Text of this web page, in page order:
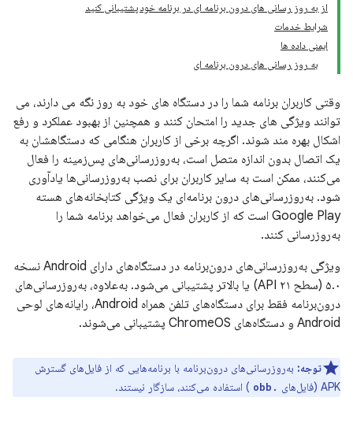
از به روز رسانی های درون برنامه ای در برنامه خود پشتیبانی کنید
شرایط خدمات
ایمنی داده ها
به روز رسانی های درون برنامه ای
وقتی کاربران برنامه شما را در دستگاه های خود به روز نگه می دارند، می
توانند ویژگی های جدید را امتحان کنند و همچنین از بهبود عملکرد و رفع
اشکال بهره مند شوند. اگرچه برخی از کاربران هنگامی که دستگاهشان به
یک اتصال بدون اندازه متصل است، به‌روزرسانی‌های پس‌زمینه را فعال
می‌کنند، ممکن است به سایر کاربران برای نصب به‌روزرسانی‌ها یادآوری
شود. به‌روزرسانی‌های درون برنامه‌ای یک ویژگی کتابخانه‌های هسته
Google Play است که از کاربران فعال می‌خواهد برنامه شما را
به‌روزرسانی کنند.
ویژگی به‌روزرسانی‌های درون‌برنامه در دستگاه‌های دارای Android نسخه
۵.۰ (سطح API ۲۱) یا بالاتر پشتیبانی می‌شود. به‌علاوه، به‌روزرسانی‌های
درون‌برنامه فقط برای دستگاه‌های تلفن همراه Android، رایانه‌های لوحی
Android و دستگاه‌های ChromeOS پشتیبانی می‌شوند.
توجه: به‌روزرسانی‌های درون‌برنامه با برنامه‌هایی که از فایل‌های گسترش
APK (فایل‌های
.obb ) استفاده می‌کنند، سازگار نیستند.